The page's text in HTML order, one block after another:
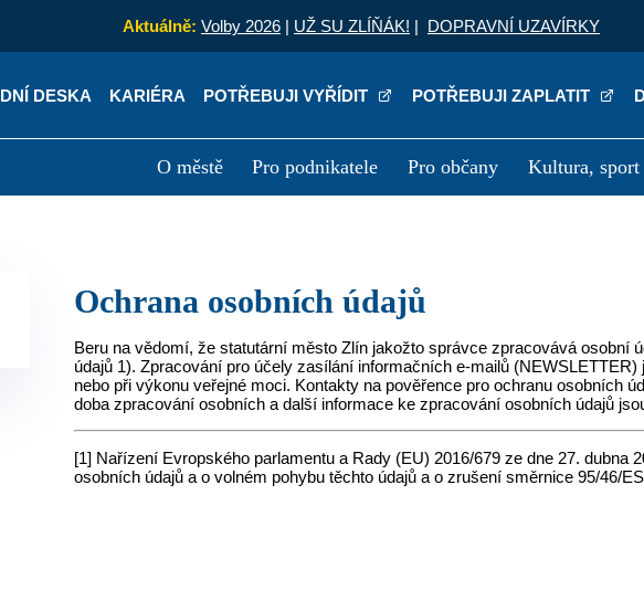
Aktuálně: Volby 2026 | UŽ SU ZLÍŇÁK! | DOPRAVNÍ UZAVÍRKY
DESKA KARIÉRA POTŘEBUJI VYŘÍDIT POTŘEBUJI ZAPLATIT
O městě Pro podnikatele Pro občany Kultura, sport
Ochrana osobních údajů
Beru na vědomí, že statutární město Zlín jakožto správce zpracovává osobní
údajů 1). Zpracování pro účely zasílání informačních e-mailů
nebo při výkonu veřejné moci. Kontakty na pověřence pro ochranu osobních
doba zpracování osobních a další informace ke zpracování osobních údajů
[1] Nařízení Evropského parlamentu a Rady (EU) 2016/679 ze dne 27.
osobních údajů a o volném pohybu těchto údajů a o zrušení směrnice 95/46/